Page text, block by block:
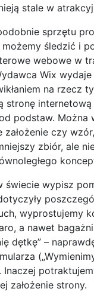
stale w
sprzętu
śledzić i
webowe w
Wix
na rzecz
stronę
podstaw. Można
założenie czy
zbiór, ale
świecie wypisz
wyprostujemy
a nawet
dętkę” –
Inaczej
założenie strony.